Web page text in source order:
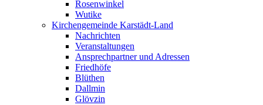
Rosenwinkel
Wutike
Kirchengemeinde Karstädt-Land
Nachrichten
Veranstaltungen
Ansprechpartner und Adressen
Friedhöfe
Blüthen
Dallmin
Glövzin